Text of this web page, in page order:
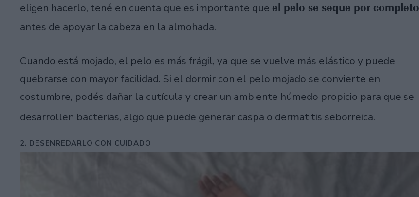
eligen hacerlo, tené en cuenta que es importante que el pelo se seque por completo
antes de apoyar la cabeza en la almohada.
Cuando está mojado, el pelo es más frágil, ya que se vuelve más elástico y puede
quebrarse con mayor facilidad. Si el dormir con el pelo mojado se convierte en
costumbre, podés dañar la cutícula y crear un ambiente húmedo propicio para que se
desarrollen bacterias, algo que puede generar caspa o dermatitis seborreica.
2. DESENREDARLO CON CUIDADO